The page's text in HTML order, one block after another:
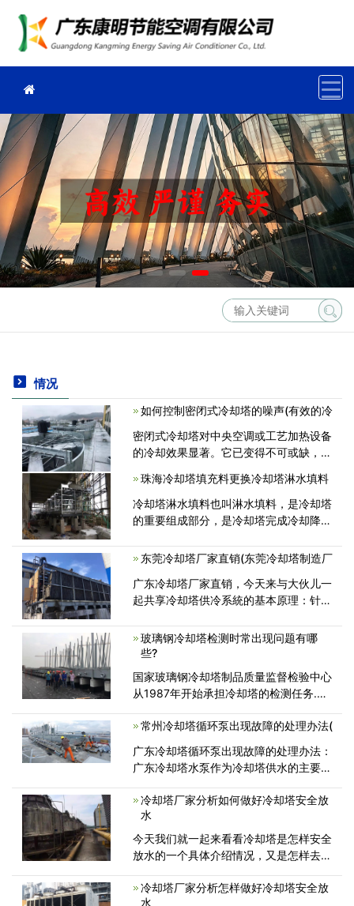
情况
如何控制密闭式冷却塔的噪声(有效的冷
密闭式冷却塔对中央空调或工艺加热设备
的冷却效果显著。它已变得不可或缺，但
其是在住宅区或办公区，这是对人们生活
和工作的严重破坏。 噪声治理的<
珠海冷却塔填充料更换冷却塔淋水填料
冷却塔淋水填料也叫淋水填料，是冷却塔
的重要组成部分，是冷却塔完成冷却降温
个冷却塔温降的60%-70%，所以在冷却
东莞冷却塔厂家直销(东莞冷却塔制造厂
广东冷却塔厂家直销，今天来与大伙儿一
起共享冷却塔供冷系統的基本原理：针对
度是由建筑冷负载及户外湿球温度决定
的，水将会被冷却的最低温度为当时户外
玻璃钢冷却塔检测时常出现问题有哪
些?
国家玻璃钢冷却塔制品质量监督检验中心
从1987年开始承担冷却塔的检测任务.至
测各种类型的冷却塔约800台次.有10～
4500立方米/h的机械通风冷却塔，自然
通<
常州冷却塔循环泵出现故障的处理办法(
广东冷却塔循环泵出现故障的处理办法：
广东冷却塔水泵作为冷却塔供水的主要设
的运行，下面像大家介绍一下冷却塔循环
水泵在日常使用中会出现的问题; 1<
冷却塔厂家分析如何做好冷却塔安全放
水
今天我们就一起来看看冷却塔是怎样安全
放水的一个具体介绍情况，又是怎样去通
冷却塔厂家分析怎样做好冷却塔安全放
水